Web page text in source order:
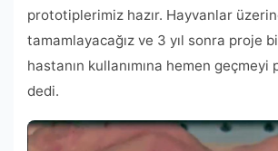
prototiplerimiz hazır. Hayvanlar
tamamlayacağız ve 3 yıl sonra proje
hastanın kullanımına hemen geçmeyi
dedi.